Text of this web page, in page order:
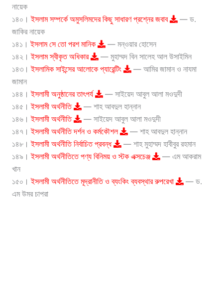
নায়েক
১৪০।ইসলাম সম্পর্কে অমুসলিমদের কিছু সাধারণ প্রশ্নের জবাব
— ড.
জাকির নায়েক
১৪১।ইসলাম সে তো পরশ মানিক
— মন্‌ওয়ার হোসেন
১৪২।ইসলাম স্বীকৃত অধিকার
— মুহাম্মদ বিন সালেহ আল উসাইমিন
১৪৩।ইসলামিক সাইন্সের আলোকে প্যারেন্টিং
— আমির জামান ও নাযমা
জামান
১৪৪।ইসলামী অনুষ্ঠানের তাৎপর্য
— সাইয়েদ আবুল আলা মওদুদী
১৪৫।ইসলামী অর্থনীতি
— শাহ আবদুল হান্নান
১৪৬।ইসলামী অর্থনীতি
— সাইয়েদ আবুল আলা মওদুদী
১৪৭।ইসলামী অর্থনীতি দর্শন ও কর্মকৌশল
— শাহ আবদুল হান্নান
১৪৮।ইসলামী অর্থনীতি নির্বাচিত প্রবন্ধ
— শাহ মুহাম্মদ হাবীবুর রহমান
১৪৯।ইসলামী অর্থনীতিতে পণ্য বিনিময় ও স্টক এক্সচেঞ্জ
— এম আকরাম
খান
১৫০।ইসলামী অর্থনীতিতে মূদ্রানীতি ও ব্যংকিং ব্যবস্থার রুপরেখা
— ড.
এম উমর চাপরা